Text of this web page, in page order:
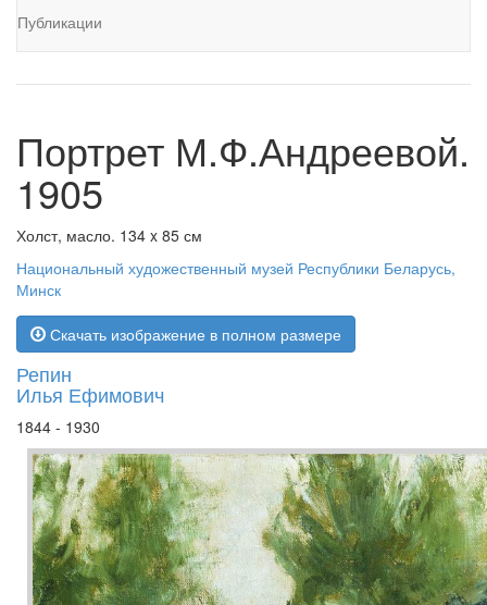
Публикации
Портрет М.Ф.Андреевой.
1905
Холст, масло. 134 x 85 см
Национальный художественный музей Республики Беларусь,
Минск
Скачать изображение в полном размере
Репин
Илья Ефимович
1844 - 1930